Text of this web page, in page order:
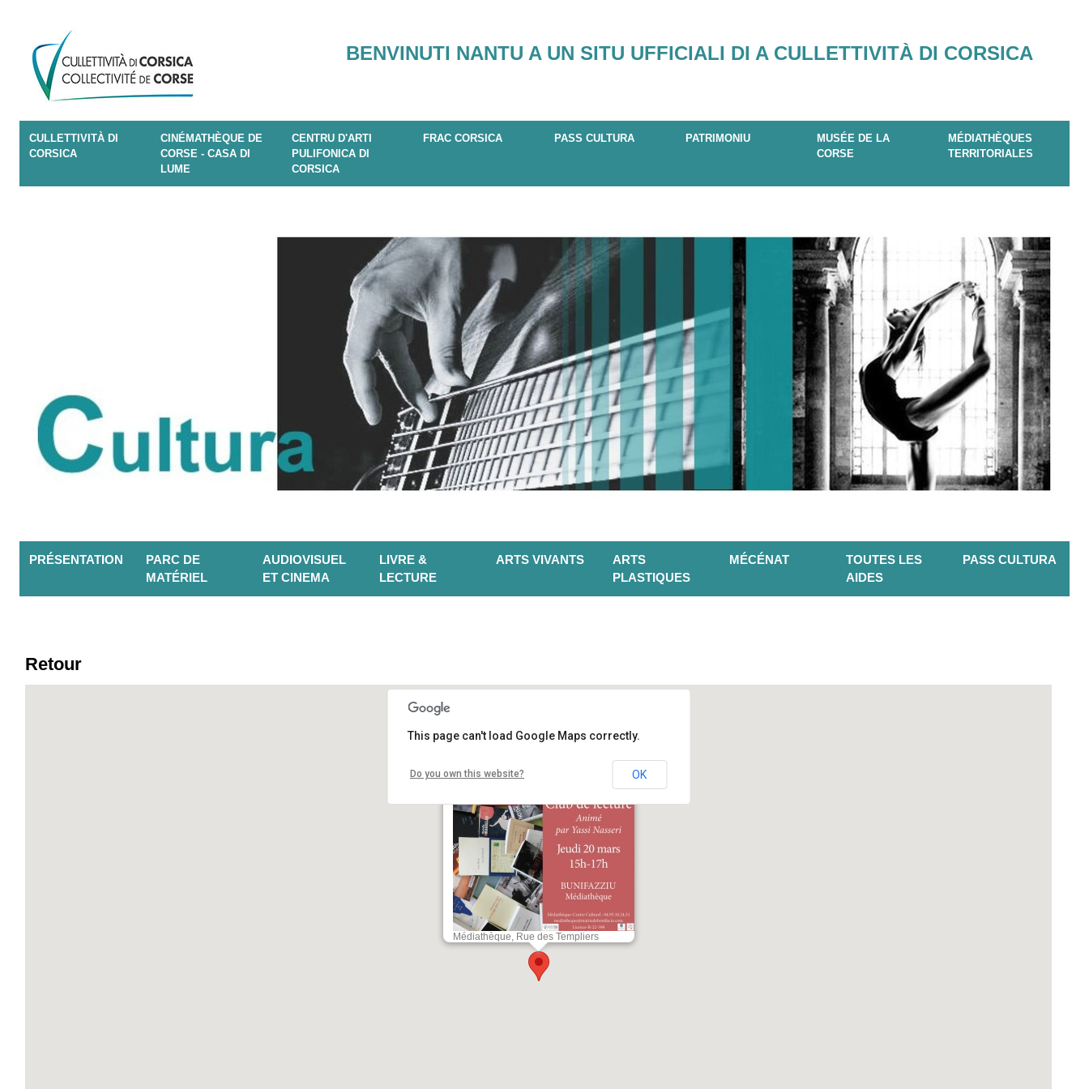
BENVINUTI NANTU A UN SITU UFFICIALI DI A CULLETTIVITÀ DI CORSICA
CULLETTIVITÀ DI
CORSICA
CINÉMATHÈQUE DE
CORSE - CASA DI
LUME
CENTRU D'ARTI
PULIFONICA DI
CORSICA
FRAC CORSICA PASS CULTURA PATRIMONIU
MUSÉE DE LA
CORSE
MÉDIATHÈQUES
TERRITORIALES
PRÉSENTATION
PARC DE
MATÉRIEL
AUDIOVISUEL
ET CINEMA
LIVRE &
LECTURE
ARTS VIVANTS
ARTS
PLASTIQUES
MÉCÉNAT
TOUTES LES
AIDES
PASS CULTURA
Retour
Club de lecture animé par Yassi
Médiathèque, Rue des Templiers
This page can't load Google Maps correctly.
Do you own this website? OK